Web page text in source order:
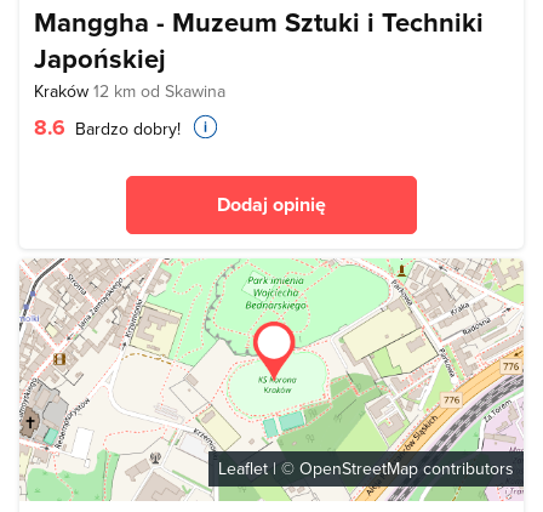
Manggha - Muzeum Sztuki i Techniki
Japońskiej
Kraków 12 km od Skawina
8.6 Bardzo dobry!
Dodaj opinię
Leaflet | © OpenStreetMap contributors